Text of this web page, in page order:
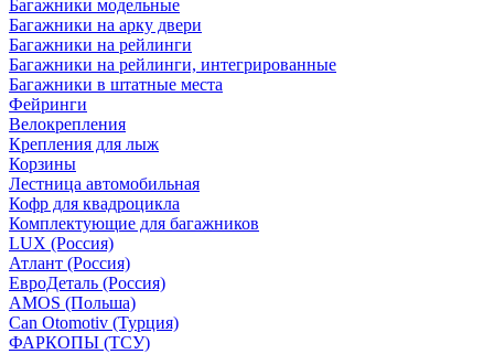
Багажники модельные
Багажники на арку двери
Багажники на рейлинги
Багажники на рейлинги, интегрированные
Багажники в штатные места
Фейринги
Велокрепления
Крепления для лыж
Корзины
Лестница автомобильная
Кофр для квадроцикла
Комплектующие для багажников
LUX (Россия)
Атлант (Россия)
ЕвроДеталь (Россия)
AMOS (Польша)
Can Otomotiv (Турция)
ФАРКОПЫ (ТСУ)